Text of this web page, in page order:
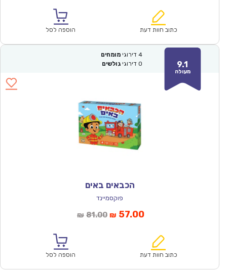
₪150.00.
הוא:
כתוב חוות דעת הוספה לסל
9.1
מעולה
4 דירוגי מומחים
0 דירוגי גולשים
הכבאים באים
פוקסמיינד
₪ 81.00המחיר
₪81.00.
₪ 57.00המחיר
הוא:
כתוב חוות דעת הוספה לסל